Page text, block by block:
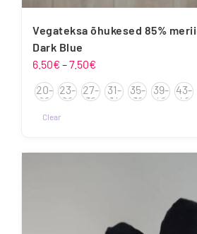
Vegateksa õhukesed 85%
Dark Blue
6.50€ –7.50€
6.50€
kuni
20-
22
23-
26
27-
30
31-
34
35-
38
39-
42
43-
46
Clear
tootel